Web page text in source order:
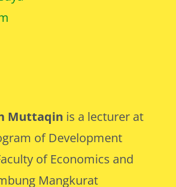
Muttaqin is a lecturer at
of Development
of Economics and